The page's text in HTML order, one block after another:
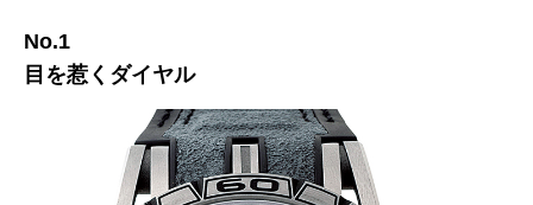
No.1
目を惹くダイヤル